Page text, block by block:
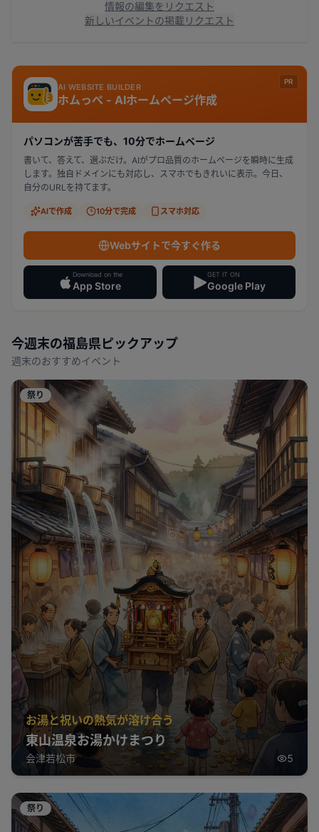
情報の編集をリクエスト
新しいイベントの掲載リクエスト
PR
AI WEBSITE BUILDER
ホムっぺ - AIホームページ作成
パソコンが苦手でも、10分でホームページ
書いて、答えて、選ぶだけ。AIがプロ品質のホームページを瞬時に生成
します。独自ドメインにも対応し、スマホでもきれいに表示。今日、
自分のURLを持てます。
AIで作成 10分で完成 スマホ対応
Webサイトで今すぐ作る
Download on the
App Store
GET IT ON
Google Play
今週末の福島県 ピックアップ
週末のおすすめイベント
祭り
お湯と祝いの熱気が溶け合う
東山温泉お湯かけまつり
会津若松市 5
祭り